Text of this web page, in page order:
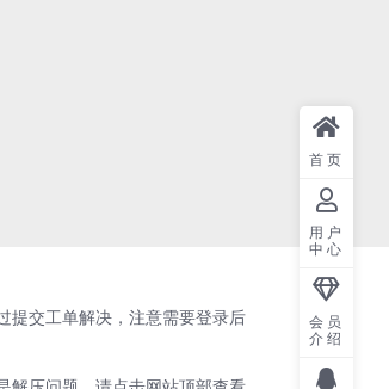
提交工单解决，注意需要登录后
首页
用户
中心
会员
介绍